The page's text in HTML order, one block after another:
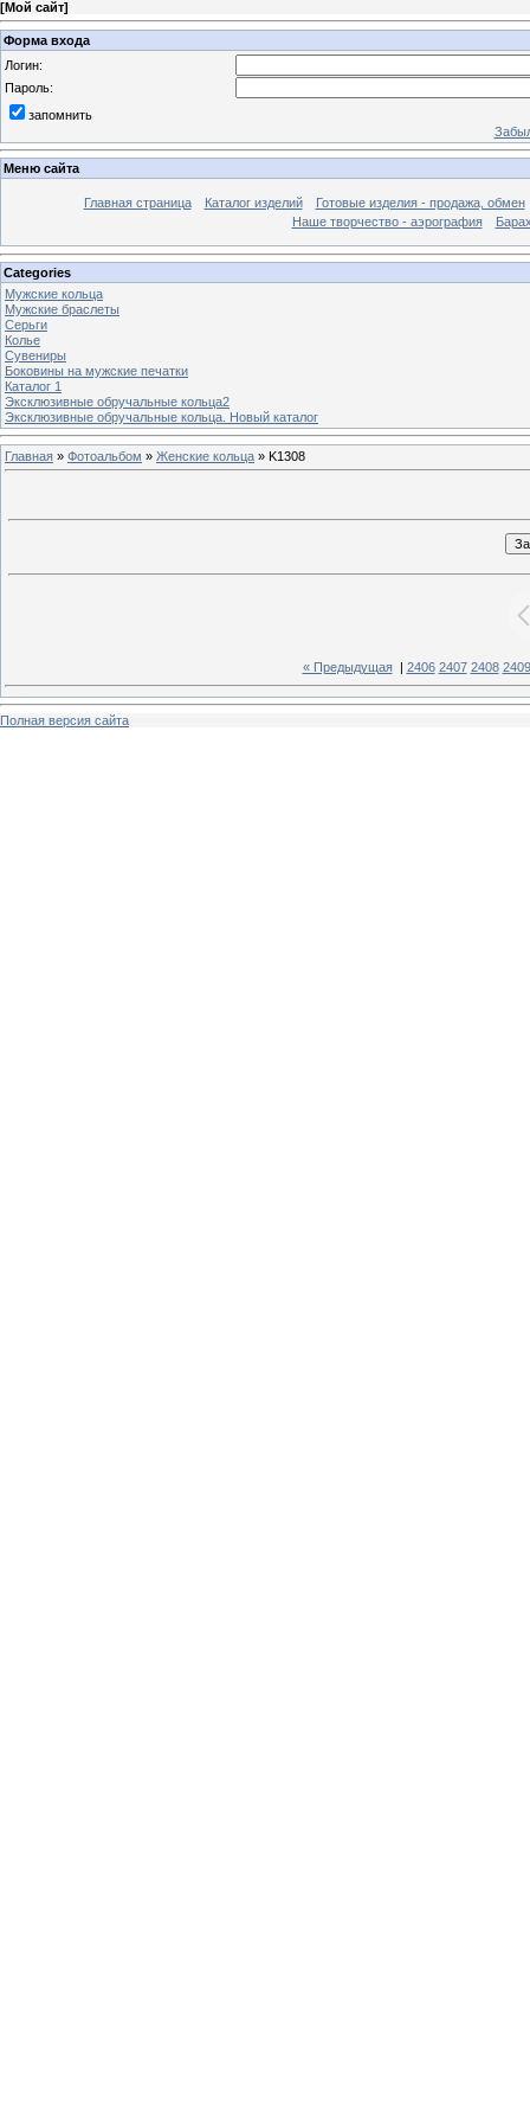
[Мой сайт]
Форма входа
Логин:
Пароль:
запомнить
Меню сайта
Главная страница Каталог изделий
Готовые изделия - продажа, обмен
Наше творчество - аэрография
Categories
Мужские кольца
Мужские браслеты
Серьги
Колье
Сувениры
Боковины на мужские печатки
Каталог 1
Эксклюзивные обручальные кольца2
Эксклюзивные обручальные кольца. Новый каталог
Главная » Фотоальбом » Женские кольца » K1308
« Предыдущая| 2406 2407 2408 2409
Полная версия сайта